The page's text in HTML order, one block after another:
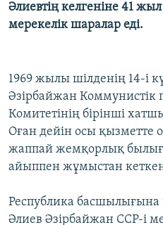
Әлиевтің келгеніне 41
мерекелік шаралар еді.
1969 жылы шілденің 14-і
Әзірбайжан Коммунистік
Комитетінің бірінші
Оған дейін осы қызметте
жаппай жемқорлық
айыппен жұмыстан кеткен
Республика басшылығына
Әлиев Әзірбайжан ССР-і